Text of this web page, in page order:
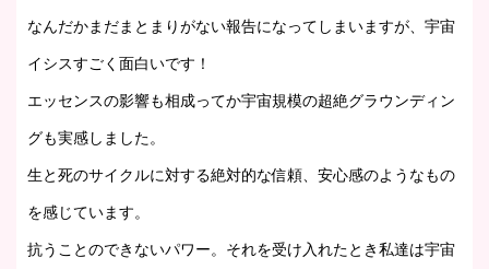
なんだかまだまとまりがない報告になってしまいますが、宇宙
イシスすごく面白いです！
エッセンスの影響も相成ってか宇宙規模の超絶グラウンディン
グも実感しました。
生と死のサイクルに対する絶対的な信頼、安心感のようなもの
を感じています。
抗うことのできないパワー。それを受け入れたとき私達は宇宙